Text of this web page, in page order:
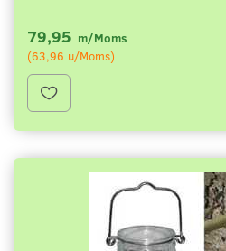
79,95 m/Moms
(63,96 u/Moms)